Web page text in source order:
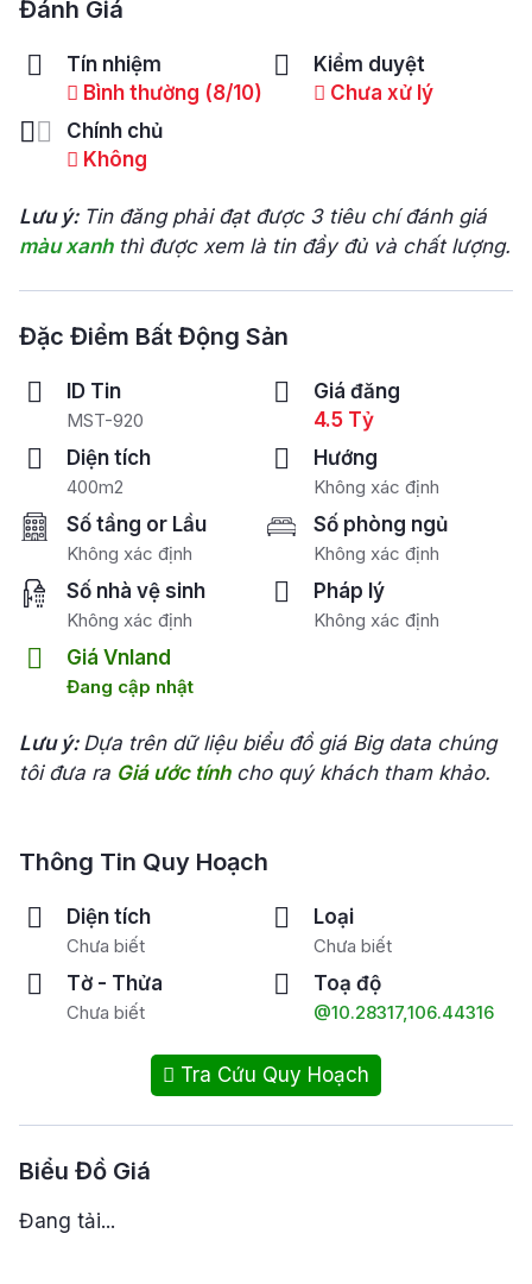
Đánh Giá
Tín nhiệm
Bình thường (8/10)
Kiểm duyệt
Chưa xử lý
Chính chủ
Không
Lưu ý: Tin đăng phải đạt được 3 tiêu chí đánh giá
màu xanhthì được xem là tin đầy đủ và chất lượng.
Đặc Điểm Bất Động Sản
ID Tin
MST-920
Giá đăng
4.5 Tỷ
Diện tích
400m2
Hướng
Không xác định
Số tầng or Lầu
Không xác định
Số phòng ngủ
Không xác định
Số nhà vệ sinh
Không xác định
Pháp lý
Không xác định
Giá Vnland
Đang cập nhật
Lưu ý: Dựa trên dữ liệu biểu đồ giá Big data chúng
tôi đưa ra Giá ước tínhcho quý khách tham khảo.
Thông Tin Quy Hoạch
Diện tích
Chưa biết
Loại
Chưa biết
Tờ - Thửa
Chưa biết
Toạ độ
@10.28317,106.44316
Tra Cứu Quy Hoạch
Biểu Đồ Giá
Đang tải...